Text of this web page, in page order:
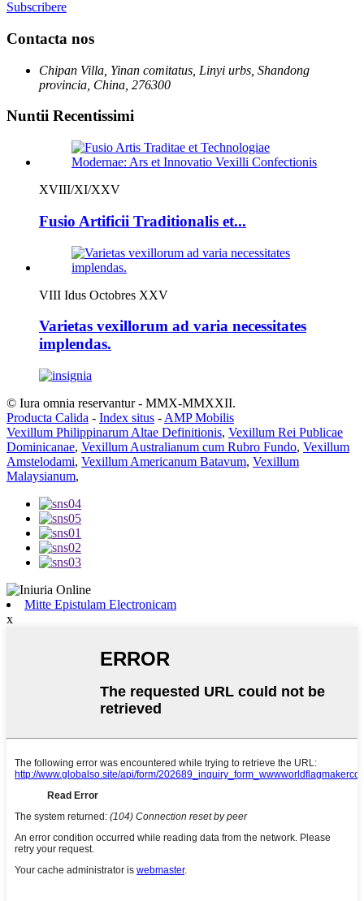
Subscribere
Contacta nos
Chipan Villa, Yinan comitatus, Linyi urbs, Shandong
provincia, China, 276300
Nuntii Recentissimi
XVIII/XI/XXV
Fusio Artificii Traditionalis et...
VIII Idus Octobres XXV
Varietas vexillorum ad varia necessitates
implendas.
© Iura omnia reservantur - MMX-MMXXII.
Producta Calida - Index situs - AMP Mobilis
Vexillum Philippinarum Altae Definitionis, Vexillum Rei Publicae
Dominicanae, Vexillum Australianum cum Rubro Fundo, Vexillum
Amstelodami, Vexillum Americanum Batavum, Vexillum
Malaysianum,
Mitte Epistulam Electronicam
x